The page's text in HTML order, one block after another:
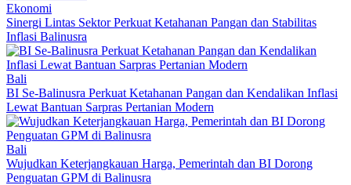
Ekonomi
Sinergi Lintas Sektor Perkuat Ketahanan Pangan dan Stabilitas
Inflasi Balinusra
Bali
BI Se-Balinusra Perkuat Ketahanan Pangan dan Kendalikan Inflasi
Lewat Bantuan Sarpras Pertanian Modern
Bali
Wujudkan Keterjangkauan Harga, Pemerintah dan BI Dorong
Penguatan GPM di Balinusra